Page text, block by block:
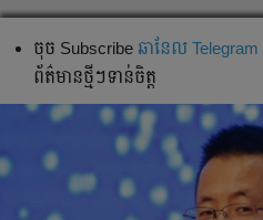
ចុច Subscribe ឆានែល
ព័ត៌មានថ្មីៗទាន់ចិត្ត